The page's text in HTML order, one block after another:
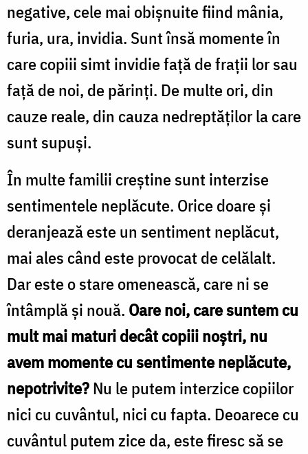
negative, cele mai obişnuite fiind mânia,
furia, ura, invidia. Sunt însă momente în
care copiii simt invidie faţă de fraţii lor sau
faţă de noi, de părinţi. De multe ori, din
cauze reale, din cauza nedreptăţilor la care
sunt supuşi.
În multe familii creştine sunt interzise
sentimentele neplăcute. Orice doare şi
deranjează este un sentiment neplăcut,
mai ales când este provocat de celălalt.
Dar este o stare omenească, care ni se
întâmplă şi nouă. Oare noi, care suntem cu
mult mai maturi decât copiii noştri, nu
avem momente cu sentimente neplăcute,
nepotrivite?Nu le putem interzice copiilor
nici cu cuvântul, nici cu fapta. Deoarece cu
cuvântul putem zice da, este firesc să se